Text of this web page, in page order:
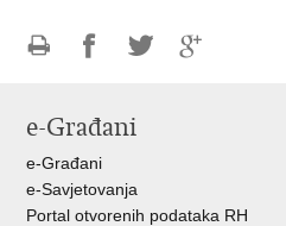
FacebookuTwitteru
e-Građani
e-Građani
e-Savjetovanja
Portal otvorenih podataka RH